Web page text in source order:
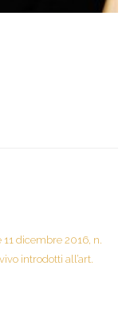
dicembre 2016, n.
introdotti all’art.